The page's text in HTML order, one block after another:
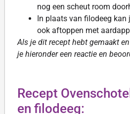
nog een scheut room
In plaats van filodeeg kan
ook aftoppen met
Als je dit recept hebt gemaakt
je hieronder een reactie en
Recept
en filodeeg: